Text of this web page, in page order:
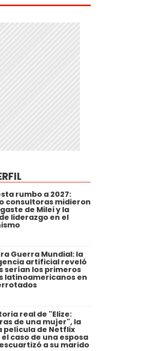
rumbo a 2027:
consultoras midieron
de Milei y la
liderazgo en el
Guerra Mundial: la
artificial reveló
serían los primeros
latinoamericanos en
real de "Elize:
de una mujer", la
película de Netflix
caso de una esposa
a su marido